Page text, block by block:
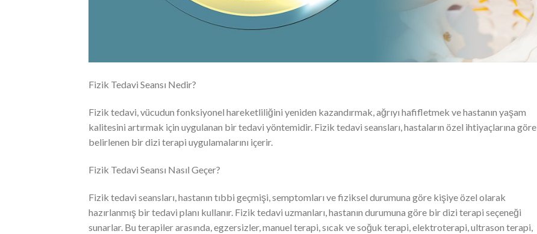
Fizik Tedavi Seansı Nedir?
Fizik tedavi, vücudun fonksiyonel hareketliliğini yeniden kazandırmak, ağrıyı hafifletmek ve hastanın yaşam
kalitesini artırmak için uygulanan bir tedavi yöntemidir. Fizik tedavi seansları, hastaların özel ihtiyaçlarına göre
belirlenen bir dizi terapi uygulamalarını içerir.
Fizik Tedavi Seansı Nasıl Geçer?
Fizik tedavi seansları, hastanın tıbbi geçmişi, semptomları ve fiziksel durumuna göre kişiye özel olarak
hazırlanmış bir tedavi planı kullanır. Fizik tedavi uzmanları, hastanın durumuna göre bir dizi terapi seçeneği
sunarlar. Bu terapiler arasında, egzersizler, manuel terapi, sıcak ve soğuk terapi, elektroterapi, ultrason terapi,